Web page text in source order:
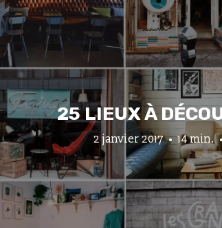
25 LIEUX À
2 janvier 2017 14 min.